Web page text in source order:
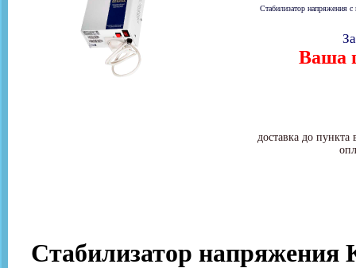
Стабилизатор напряжения
Ваша
доставка до
Стабилизатор